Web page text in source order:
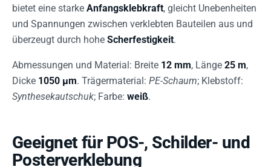
bietet eine starke Anfangsklebkraft, gleicht Unebenheiten
und Spannungen zwischen verklebten Bauteilen aus und
überzeugt durch hohe Scherfestigkeit.
Abmessungen und Material: Breite 12 mm, Länge 25 m,
Dicke 1050 µm. Trägermaterial: PE-Schaum; Klebstoff:
Synthesekautschuk; Farbe: weiß.
Geeignet für POS-, Schilder- und
Posterverklebung